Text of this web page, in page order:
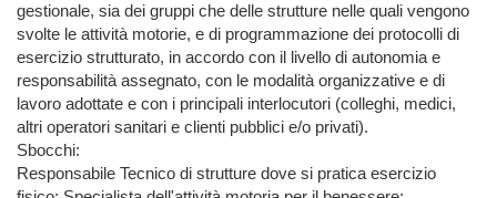
gestionale, sia dei gruppi che delle strutture nelle quali vengono
svolte le attività motorie, e di programmazione dei protocolli di
esercizio strutturato, in accordo con il livello di autonomia e
responsabilità assegnato, con le modalità organizzative e di
lavoro adottate e con i principali interlocutori (colleghi, medici,
altri operatori sanitari e clienti pubblici e/o privati).
Sbocchi:
Responsabile Tecnico di strutture dove si pratica esercizio